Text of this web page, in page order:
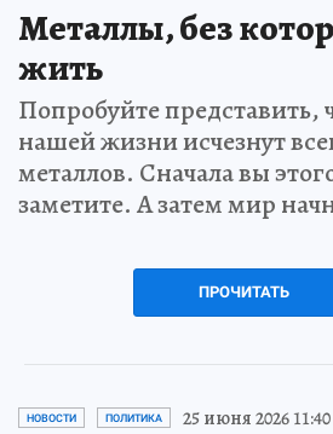
Металлы, без
жить
Попробуйте представить,
нашей жизни исчезнут
металлов. Сначала вы
заметите. А затем мир
ПРОЧИТАТЬ
НОВОСТИ ПОЛИТИКА 25 июня 2026 11:40